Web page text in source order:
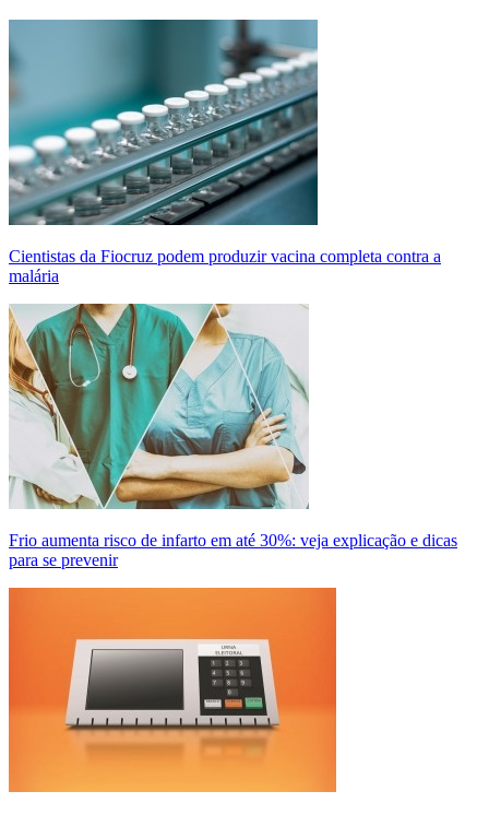
Cientistas da Fiocruz podem produzir vacina completa contra a
malária
Frio aumenta risco de infarto em até 30%: veja explicação e dicas
para se prevenir